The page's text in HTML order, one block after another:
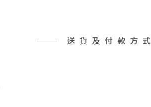
送貨及付款方式